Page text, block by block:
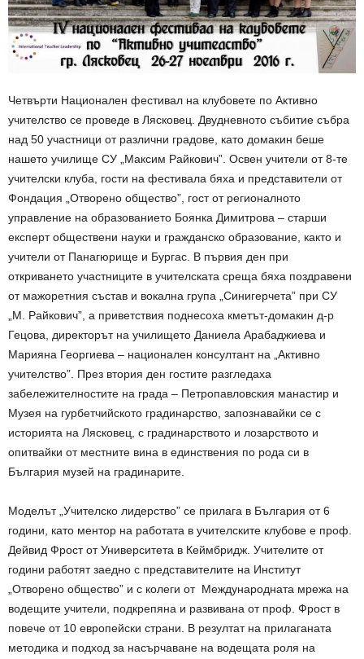
Четвърти Национален фестивал на клубовете по Активно
учителство се проведе в Лясковец. Двудневното събитие събра
над 50 участници от различни градове, като домакин беше
нашето училище СУ „Максим Райкович”. Освен учители от 8-те
учителски клуба, гости на фестивала бяха и представители от
Фондация „Отворено общество”, гост от регионалното
управление на образованието Боянка Димитрова – старши
експерт обществени науки и гражданско образование, както и
учители от Панагюрище и Бургас. В първия ден при
откриването участниците в учителската среща бяха поздравени
от мажоретния състав и вокална група „Синигерчета” при СУ
„М. Райкович”, а приветствия поднесоха кметът-домакин д-р
Гецова, директорът на училището Даниела Арабаджиева и
Марияна Георгиева – национален консултант на „Активно
учителство”. През втория ден гостите разгледаха
забележителностите на града – Петропавловския манастир и
Музея на гурбетчийското градинарство, запознавайки се с
историята на Лясковец, с градинарството и лозарството и
опитвайки от местните вина в единствения по рода си в
България музей на градинарите.
Моделът „Учителско лидерство” се прилага в България от 6
години, като ментор на работата в учителските клубове е проф.
Дейвид Фрост от Университета в Кеймбридж. Учителите от
години работят заедно с представителите на Институт
„Отворено общество” и с колеги от Международната мрежа на
водещите учители, подкрепяна и развивана от проф. Фрост в
повече от 10 европейски страни. В резултат на прилаганата
методика и подход за насърчаване на водещата роля на